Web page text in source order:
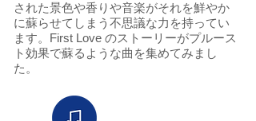
された景色や香りや音楽がそれを鮮やか
に蘇らせてしまう不思議な力を持ってい
ます。First Love のストーリーがプルース
ト効果で蘇るような曲を集めてみまし
た。